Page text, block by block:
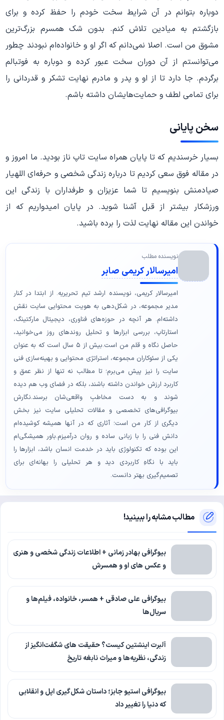
دوباره بتوانم در آن شرایط سخت خودم را حفظ کرده و برای
بازگشتم به میادین تلاش کنم. بدون شک همسرم بزرگ‌ترین
مشوق من است. اصلا نمی‌دانم که اگر او و خانواده‌ام نبودند چطور
می‌توانستم از آن دوران سخت عبور کرده و دوباره به فوتبالم
برگردم. جا دارد تا از او و پدر و مادرم نهایت تشکر و قدردانی را
برای تمامی لطف و حمایت‌هایشان داشته باشم.
سخن پایانی
بسیار خرسندیم که تا پایان همراه سایت تاپ ناز بودید. ما امروز و
در مقاله فوق سعی کردیم تا درباره زندگی شخصی و حرفه‌ای اللهیار
صیادمنش بنویسیم تا شما عزیزان و طرفداران با زندگی این
ورزشکار بیشتر از قبل آشنا شوید. در پایان امیدواریم که از
خواندن این مقاله نهایت لذت را برده باشید.
نویسنده مطلب
امیرسالار کریمی صابر
امیرسالار کریمی، نویسنده ارشد تیم تحریریه. از ابتدا در کنار
مدیر مجموعه، در شکل‌دهی به هویت محتوایی سایت نقش
داشته‌ام. هر آنچه در حوزه‌های فناوری، دیجیتال مارکتینگ،
استارتاپ، بررسی ابزارها و تحلیل روندهای روز می‌خوانید،
حاصل نگاه و قلم من است.بیش از ۵ سال است که به عنوان
یکی از سئوکاران مجموعه، استراتژی محتوایی و بهینه‌سازی فنی
سایت را نیز پیش می‌برم؛ تا مطالب نه تنها از نظر عمق و
کاربرد ارزش خواندن داشته باشند، بلکه در فضای وب هم دیده
شوند و به دست مخاطبِ واقعی‌شان برسند.نگارش
بیوگرافی‌های تخصصی و مقالات تحلیلی سایت نیز بخش
دیگری از کار من است؛ آثاری که در آنها همیشه کوشیده‌ام
دانش فنی را با زبانی ساده و روان درآمیزم.باور همیشگی‌ام
این بوده که تکنولوژی باید در خدمت انسان باشد، ابزارها را
باید با نگاهِ کاربردی دید و هر تحلیلی را بهانه‌ای برای
تصمیم‌گیری بهتر دانست.
مطالب مشابه را ببینید!
بیوگرافی بهادر زمانی + اطلاعات زندگی شخصی و هنری
و عکس های او و همسرش
بیوگرافی علی صادقی + همسر، خانواده، فیلم‌ها و
سریال‌ها
آلبرت اینشتین کیست؟ حقیقت های شگفت‌انگیز از
زندگی، نظریه‌ها و میراث نابغه تاریخ
بیوگرافی استیو جابز؛ داستان شکل‌گیری اپل و انقلابی
که دنیا را تغییر داد